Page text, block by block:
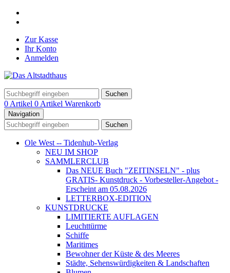
Zur Kasse
Ihr Konto
Anmelden
Suchen
0 Artikel 0 Artikel Warenkorb
Navigation
Suchen
Ole West -- Tidenhub-Verlag
NEU IM SHOP
SAMMLERCLUB
Das NEUE Buch "ZEITINSELN" - plus
GRATIS- Kunstdruck - Vorbesteller-Angebot -
Erscheint am 05.08.2026
LETTERBOX-EDITION
KUNSTDRUCKE
LIMITIERTE AUFLAGEN
Leuchttürme
Schiffe
Maritimes
Bewohner der Küste & des Meeres
Städte, Sehenswürdigkeiten & Landschaften